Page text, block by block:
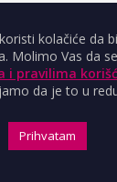
kolačiće da
Molimo Vas da
i pravilima
da je to u
Prihvatam